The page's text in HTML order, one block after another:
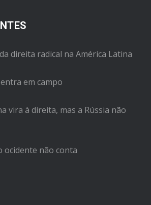
direita radical na América Latina
em campo
vira à direita, mas a Rússia não
ocidente não conta